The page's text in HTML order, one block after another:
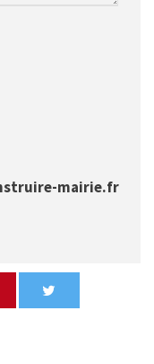
mairie.fr